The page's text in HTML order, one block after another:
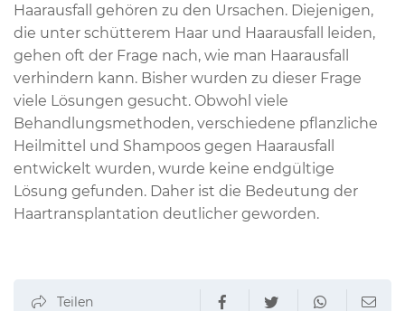
Haarausfall gehören zu den Ursachen. Diejenigen,
die unter schütterem Haar und Haarausfall leiden,
gehen oft der Frage nach, wie man Haarausfall
verhindern kann. Bisher wurden zu dieser Frage
viele Lösungen gesucht. Obwohl viele
Behandlungsmethoden, verschiedene pflanzliche
Heilmittel und Shampoos gegen Haarausfall
entwickelt wurden, wurde keine endgültige
Lösung gefunden. Daher ist die Bedeutung der
Haartransplantation deutlicher geworden.
Teilen